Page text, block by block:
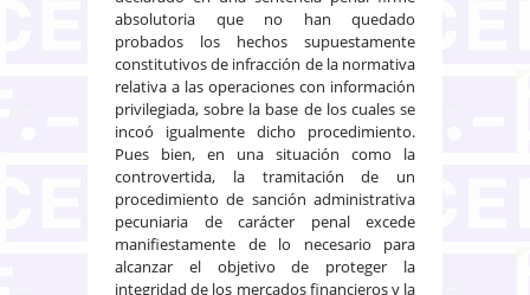
absolutoria que no han quedado
probados los hechos supuestamente
constitutivos de infracción de la normativa
relativa a las operaciones con información
privilegiada, sobre la base de los cuales se
incoó igualmente dicho procedimiento.
Pues bien, en una situación como la
controvertida, la tramitación de un
procedimiento de sanción administrativa
pecuniaria de carácter penal excede
manifiestamente de lo necesario para
alcanzar el objetivo de proteger la
integridad de los mercados financieros y la